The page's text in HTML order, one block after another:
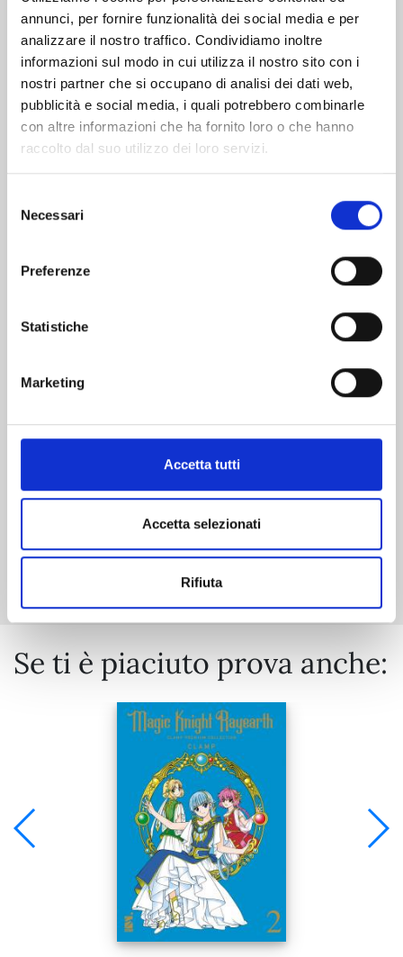
annunci, per fornire funzionalità dei social media e per
analizzare il nostro traffico. Condividiamo inoltre
informazioni sul modo in cui utilizza il nostro sito con i
nostri partner che si occupano di analisi dei dati web,
pubblicità e social media, i quali potrebbero combinarle
con altre informazioni che ha fornito loro o che hanno
raccolto dal suo utilizzo dei loro servizi.
delNecessari
Preferenze
Statistiche
Marketing
Accetta tutti
Accetta selezionati
Rifiuta
Altri volumi della serie
UNA RAGAZZA ALLA MODA - 50TH
€ 14,90
Mostra tutto
Se ti è piaciuto prova anche: